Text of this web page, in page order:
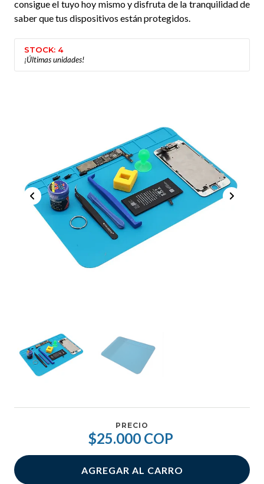
consigue el tuyo hoy mismo y disfruta de la tranquilidad de
saber que tus dispositivos están protegidos.
STOCK: 4
¡Últimas unidades!
PRECIO
$25.000 COP
AGREGAR AL CARRO